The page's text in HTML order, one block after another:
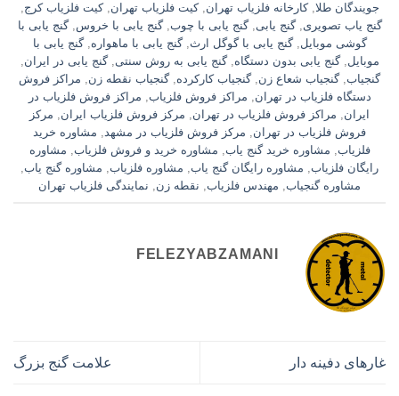
جویندگان طلا,کارخانه فلزیاب تهران,کیت فلزیاب تهران,کیت فلزیاب کرج,
گنج یاب تصویری,گنج یابی,گنج یابی با چوب,گنج یابی با خروس,گنج یابی با
گوشی موبایل,گنج یابی با گوگل ارث,گنج یابی با ماهواره,گنج یابی با
موبایل,گنج یابی بدون دستگاه,گنج یابی به روش سنتی,گنج یابی در ایران,
گنجیاب,گنجیاب شعاع زن,گنجیاب کارکرده,گنجیاب نقطه زن, مراکز فروش
دستگاه فلزیاب در تهران, مراکز فروش فلزیاب, مراکز فروش فلزیاب در
ایران, مراکز فروش فلزیاب در تهران, مرکز فروش فلزیاب ایران, مرکز
فروش فلزیاب در تهران, مرکز فروش فلزیاب در مشهد, مشاوره خرید
فلزیاب, مشاوره خرید گنج یاب, مشاوره خرید و فروش فلزیاب, مشاوره
رایگان فلزیاب, مشاوره رایگان گنج یاب, مشاوره فلزیاب, مشاوره گنج یاب,
مشاوره گنجیاب, مهندس فلزیاب, نقطه زن, نمایندگی فلزیاب تهران
FELEZYABZAMANI
غارهای دفینه دار علامت گنج بزرگ